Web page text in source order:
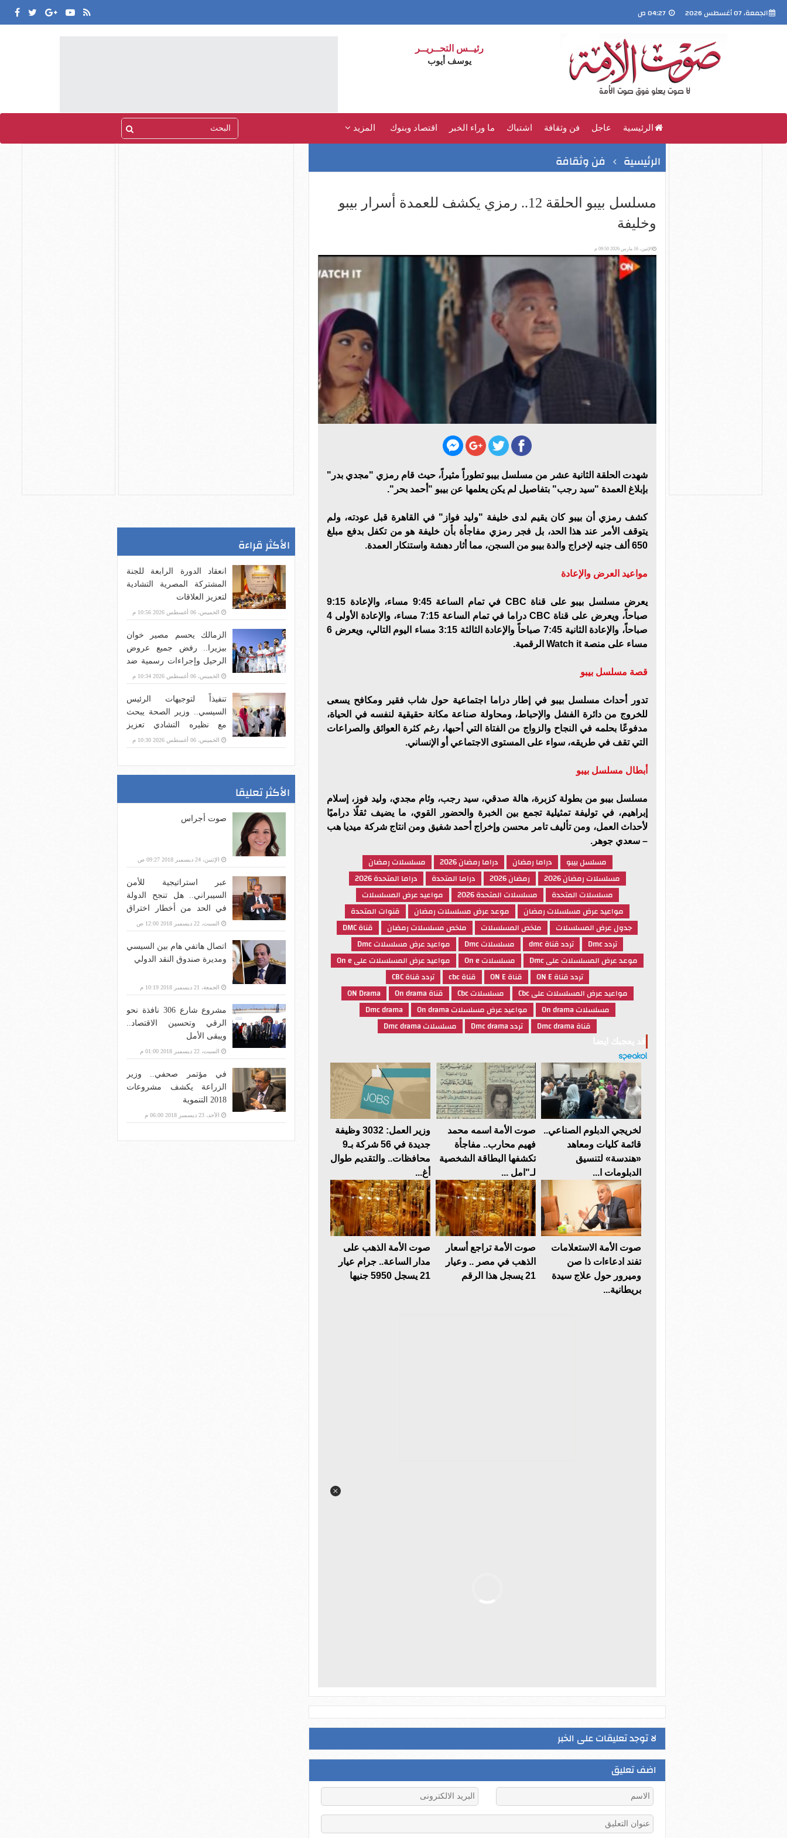
الجمعة، 07 أغسطس 2026
رئيــس التحــريــر
يوسف أيوب
الرئيسية عاجل فن وثقافة اشتباك ما وراء الخبر اقتصاد وبنوك المزيد
الرئيسية فن وثقافة
مسلسل بيبو الحلقة 12.. رمزي يكشف للعمدة أسرار بيبو
وخليفة
الإثنين، 16 مارس 2026 09:50 م
شهدت الحلقة الثانية عشر من مسلسل بيبو تطوراً مثيراً، حيث قام رمزي "مجدي بدر"
بإبلاغ العمدة "سيد رجب" بتفاصيل لم يكن يعلمها عن بيبو "أحمد بحر".
كشف رمزي أن بيبو كان يقيم لدى خليفة "وليد فواز" في القاهرة قبل عودته، ولم
يتوقف الأمر عند هذا الحد، بل فجر رمزي مفاجأة بأن خليفة هو من تكفل بدفع مبلغ
650 ألف جنيه لإخراج والدة بيبو من السجن، مما أثار دهشة واستنكار العمدة.
مواعيد العرض والإعادة
يعرض مسلسل بيبو على قناة CBC في تمام الساعة 9:45 مساء، والإعادة 9:15
صباحاً، ويعرض على قناة CBC دراما في تمام الساعة 7:15 مساء، والإعادة الأولى 4
صباحاً، والإعادة الثانية 7:45 صباحاً والإعادة الثالثة 3:15 مساء اليوم التالي، ويعرض 6
مساء على منصة Watch it الرقمية.
قصة مسلسل بيبو
تدور أحداث مسلسل بيبو في إطار دراما اجتماعية حول شاب فقير ومكافح يسعى
للخروج من دائرة الفشل والإحباط، ومحاولة صناعة مكانة حقيقية لنفسه في الحياة،
مدفوعًا بحلمه في النجاح والزواج من الفتاة التي أحبها، رغم كثرة العوائق والصراعات
التي تقف في طريقه، سواء على المستوى الاجتماعي أو الإنساني.
أبطال مسلسل بيبو
مسلسل بيبو من بطولة كزبرة، هالة صدقي، سيد رجب، وئام مجدي، وليد فوز، إسلام
إبراهيم، في توليفة تمثيلية تجمع بين الخبرة والحضور القوي، ما يضيف ثقلًا دراميًا
لأحداث العمل، ومن تأليف تامر محسن وإخراج أحمد شفيق ومن انتاج شركة ميديا هب
– سعدي جوهر.
مسلسل بيبو دراما رمضان دراما رمضان 2026
مسلسلات رمضان
مسلسلات رمضان 2026
رمضان 2026 دراما المتحدة
دراما المتحدة 2026
مسلسلات المتحدة
مسلسلات المتحدة 2026
مواعيد عرض المسلسلات
مواعيد عرض مسلسلات رمضان
موعد عرض مسلسلات رمضان
قنوات المتحدة
جدول عرض المسلسلات
ملخص المسلسلات ملخص مسلسلات رمضان
قناة DMC
تردد Dmc
تردد قناة dmc مسلسلات Dmc
مواعيد عرض مسلسلات Dmc
موعد عرض المسلسلات على Dmc
مسلسلات On e
مواعيد عرض المسلسلات على On e
تردد قناة ON E
قناة ON E قناة cbc
تردد قناة CBC
مواعيد عرض المسلسلات على Cbc
مسلسلات Cbc قناة On drama
ON Drama
مسلسلات On drama
مواعيد عرض مسلسلات On drama
Dmc drama
قناة Dmc drama
تردد Dmc drama مسلسلات Dmc drama
لخريجي الدبلوم الصناعي..
قائمة كليات ومعاهد
«هندسة» لتنسيق
الدبلومات ا...
صوت الأمة اسمه محمد
فهيم محارب.. مفاجأة
تكشفها البطاقة الشخصية
لـ"امل ...
وزير العمل: 3032 وظيفة
جديدة في 56 شركة بـ9
محافظات.. والتقديم طوال
أغ...
صوت الأمة الاستعلامات
تفند ادعاءات ذا صن
وميرور حول علاج سيدة
بريطانية...
صوت الأمة تراجع أسعار
الذهب في مصر .. وعيار
21 يسجل هذا الرقم
صوت الأمة الذهب على
مدار الساعة.. جرام عيار
21 يسجل 5950 جنيها
لا توجد تعليقات على الخبر
اضف تعليق
الأكثر قراءة
انعقاد الدورة الرابعة للجنة
المشتركة المصرية التشادية
لتعزيز العلاقات
الخميس، 06 أغسطس 2026 10:56 م
الزمالك يحسم مصير خوان
بيزيرا.. رفض جميع عروض
الرحيل وإجراءات رسمية ضد
اللاعب
الخميس، 06 أغسطس 2026 10:34 م
تنفيذاً لتوجيهات الرئيس
السيسي.. وزير الصحة يبحث
مع نظيره التشادي تعزيز
التعاون الصحي ودعم
المنظومة الصحية في تشاد
الخميس، 06 أغسطس 2026 10:30 م
الأكثر تعليقا
صوت أجراس
الإثنين، 24 ديسمبر 2018 09:27 ص
عبر استراتيجية للأمن
السيبراني.. هل تنجح الدولة
في الحد من أخطار اختراق
بنية الاتصالات؟
السبت، 22 ديسمبر 2018 12:00 ص
اتصال هاتفي هام بين السيسي
ومديرة صندوق النقد الدولي
الجمعة، 21 ديسمبر 2018 10:19 م
مشروع شارع 306 نافذة نحو
الرقي وتحسين الاقتصاد..
ويبقى الأمل
السبت، 22 ديسمبر 2018 01:00 م
في مؤتمر صحفي.. وزير
الزراعة يكشف مشروعات
2018 التنموية
الأحد، 23 ديسمبر 2018 06:00 م